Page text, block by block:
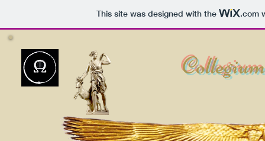
This site was designed with the .com
​Collegium